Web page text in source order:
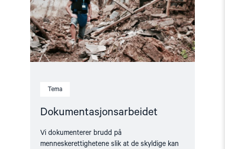
Tema
Dokumentasjonsarbeidet
Vi dokumenterer brudd på
menneskerettighetene slik at de skyldige kan